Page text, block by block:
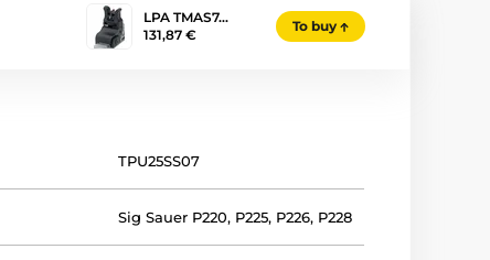
LPA TMAS7…
131,87 €
To buy
TPU25SS07
Sig Sauer P220, P225, P226, P228